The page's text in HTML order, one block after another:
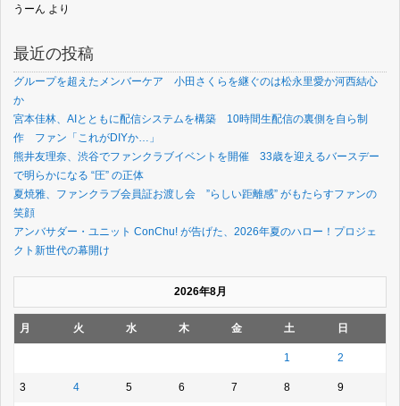
うーん より
最近の投稿
グループを超えたメンバーケア 小田さくらを継ぐのは松永里愛か河西結心
か
宮本佳林、AIとともに配信システムを構築 10時間生配信の裏側を自ら制
作 ファン「これがDIYか…」
熊井友理奈、渋谷でファンクラブイベントを開催 33歳を迎えるバースデー
で明らかになる “圧” の正体
夏焼雅、ファンクラブ会員証お渡し会 ”らしい距離感” がもたらすファンの
笑顔
アンバサダー・ユニット ConChu! が告げた、2026年夏のハロー！プロジェ
クト新世代の幕開け
2026年8月
月 火 水 木 金 土 日
1 2
3 4 5 6 7 8 9